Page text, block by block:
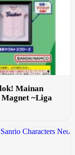
Mainan
~Liga